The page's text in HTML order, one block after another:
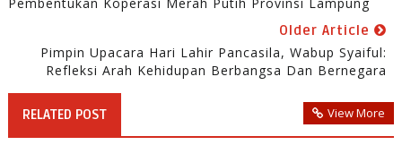
Older Article
Pimpin Upacara Hari Lahir Pancasila, Wabup Syaiful:
Refleksi Arah Kehidupan Berbangsa Dan Bernegara
RELATED POST View More